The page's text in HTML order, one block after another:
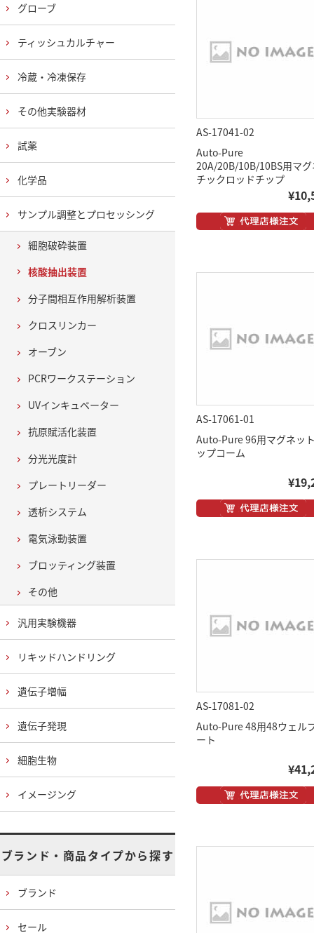
AS-17041-02
Auto-Pure
20A/20B/10B/10BS用マ
チックロッドチップ
AS-17061-01
Auto-Pure 96用マグネッ
ップコーム
AS-17081-02
Auto-Pure 48用48ウェル
ート
グローブ
ティッシュカルチャー
冷蔵・冷凍保存
その他実験器材
試薬
化学品
サンプル調整とプロセッシング
細胞破砕装置
核酸抽出装置
分子間相互作用解析装置
クロスリンカー
オーブン
PCRワークステーション
UVインキュベーター
抗原賦活化装置
分光光度計
プレートリーダー
透析システム
電気泳動装置
ブロッティング装置
その他
汎用実験機器
リキッドハンドリング
遺伝子増幅
遺伝子発現
細胞生物
イメージング
ブランド・商品タイプから探す
ブランド
セール